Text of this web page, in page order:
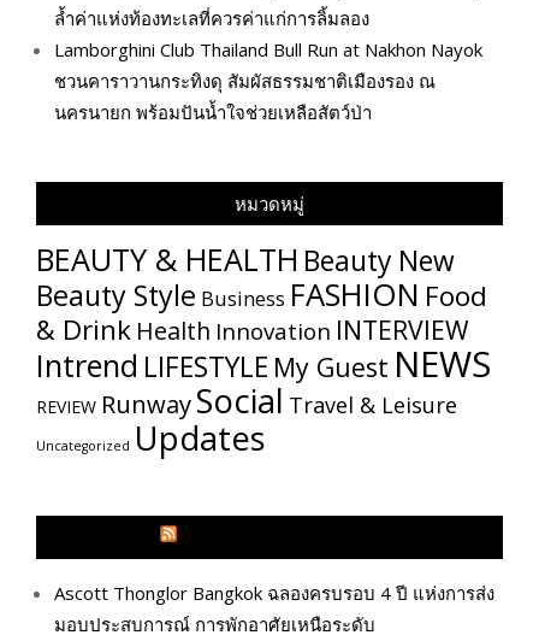
ล้ำค่าแห่งท้องทะเลที่ควรค่าแก่การลิ้มลอง
Lamborghini Club Thailand Bull Run at Nakhon Nayok
ชวนคาราวานกระทิงดุ สัมผัสธรรมชาติเมืองรอง ณ
นครนายก พร้อมปันน้ำใจช่วยเหลือสัตว์ป่า
หมวดหมู่
BEAUTY & HEALTH Beauty New
Beauty Style Business FASHION Food
& Drink Health Innovation INTERVIEW
Intrend LIFESTYLE My​ Guest NEWS
REVIEW RunwaySocial Travel & Leisure
Uncategorized Updates
Ascott Thonglor Bangkok ฉลองครบรอบ 4 ปี แห่งการส่ง
มอบประสบการณ์ การพักอาศัยเหนือระดับ